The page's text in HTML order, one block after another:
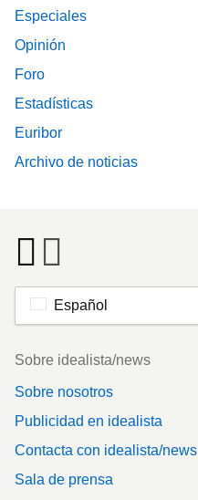
Especiales
Opinión
Foro
Estadísticas
Euribor
Archivo de noticias
Español
Footer
Sobre idealista/news
Sobre nosotros
Publicidad en idealista
Contacta con idealista/news
Sala de prensa